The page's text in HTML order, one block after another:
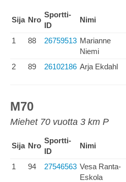
Sija Nro
Sportti-
ID
Nimi
1 88 26759513 Marianne
Niemi
2 89 26102186 Arja Ekdahl
M70
Miehet 70 vuotta 3 km P
Sija Nro
Sportti-
ID
Nimi
1 94 27546563 Vesa Ranta-
Eskola